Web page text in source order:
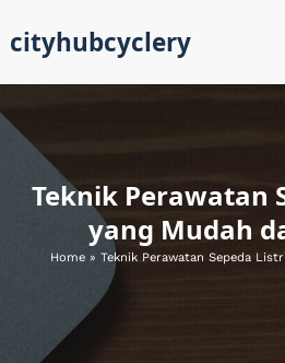
content
cityhubcyclery
Teknik Perawatan
yang Mudah
Home » Teknik Perawatan Sepeda